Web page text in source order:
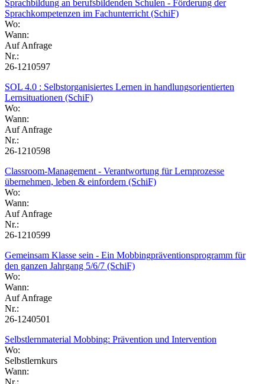
Sprachbildung an berufsbildenden Schulen - Förderung der
Sprachkompetenzen im Fachunterricht (SchiF)
Wo:
Wann:
Auf Anfrage
Nr.:
26-1210597
SOL 4.0 : Selbstorganisiertes Lernen in handlungsorientierten
Lernsituationen (SchiF)
Wo:
Wann:
Auf Anfrage
Nr.:
26-1210598
Classroom-Management - Verantwortung für Lernprozesse
übernehmen, leben & einfordern (SchiF)
Wo:
Wann:
Auf Anfrage
Nr.:
26-1210599
Gemeinsam Klasse sein - Ein Mobbingpräventionsprogramm für
den ganzen Jahrgang 5/6/7 (SchiF)
Wo:
Wann:
Auf Anfrage
Nr.:
26-1240501
Selbstlernmaterial Mobbing: Prävention und Intervention
Wo:
Selbstlernkurs
Wann:
Nr.: